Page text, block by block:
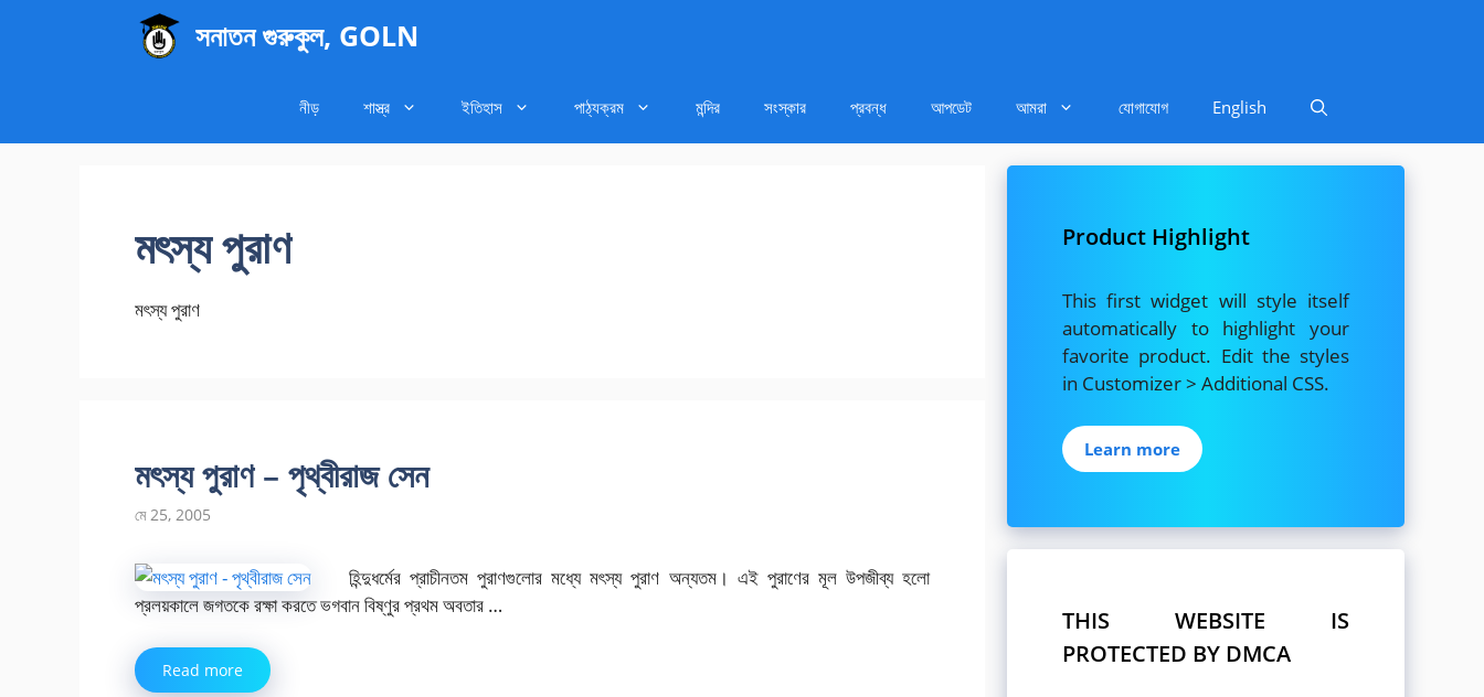
সনাতন গুরুকুল, GOLN
নীড় শাস্ত্র ইতিহাস পাঠ্যক্রম মন্দির সংস্কার প্রবন্ধ আপডেট আমরা যোগাযোগ English
মৎস্য পুরাণ
মৎস্য পুরাণ
মৎস্য পুরাণ – পৃথ্বীরাজ সেন
মে 25, 2005
হিন্দুধর্মের প্রাচীনতম পুরাণগুলোর মধ্যে মৎস্য পুরাণ অন্যতম। এই পুরাণের মূল উপজীব্য হলো
প্রলয়কালে জগতকে রক্ষা করতে ভগবান বিষ্ণুর প্রথম অবতার …
Read more
Product Highlight
This first widget will style itself
automatically to highlight your
favorite product. Edit the styles
in Customizer > Additional CSS.
Learn more
THIS WEBSITE IS
PROTECTED BY DMCA